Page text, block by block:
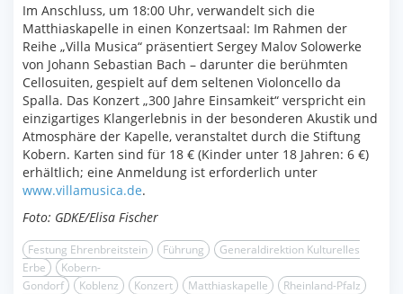
Im Anschluss, um 18:00 Uhr, verwandelt sich die
Matthiaskapelle in einen Konzertsaal: Im Rahmen der
Reihe „Villa Musica“ präsentiert Sergey Malov Solowerke
von Johann Sebastian Bach – darunter die berühmten
Cellosuiten, gespielt auf dem seltenen Violoncello da
Spalla. Das Konzert „300 Jahre Einsamkeit“ verspricht ein
einzigartiges Klangerlebnis in der besonderen Akustik und
Atmosphäre der Kapelle, veranstaltet durch die Stiftung
Kobern. Karten sind für 18 € (Kinder unter 18 Jahren: 6 €)
erhältlich; eine Anmeldung ist erforderlich unter
www.villamusica.de.
Foto: GDKE/Elisa Fischer
Festung Ehrenbreitstein Führung
Generaldirektion Kulturelles
Erbe
Kobern-
Gondorf
Koblenz Konzert Matthiaskapelle Rheinland-Pfalz